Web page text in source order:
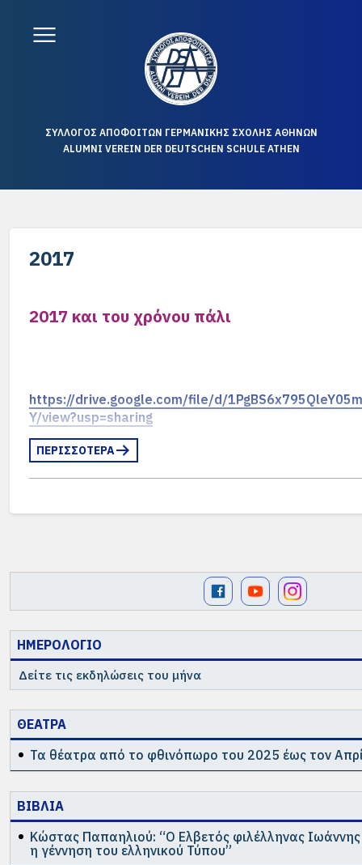
ΣΥΛΛΟΓΟΣ ΑΠΟΦΟΙΤΩΝ ΓΕΡΜΑΝΙΚΗΣ ΣΧΟΛΗΣ ΑΘΗΝΩΝ
ALUMNI VEREIN DER DEUTSCHEN SCHULE ATHEN
ΗΜΕΡΟΛΟΓΙΟ
Δείτε τις εκδηλώσεις του μήνα
ΘΕΑΤΡΑ
Τα θέατρα από το φθινόπωρο του 2025 έως τον
ΒΙΒΛΙΑ
Κώστας Παπαηλιού: “Ο Ελβετός φιλέλληνας
η γέννηση του ελληνικού Τύπου”
2017
2017 και του χρόνου πάλι
https://drive.google.com/file/d/
Y/view?usp=sharing
ΠΕΡΙΣΣΟΤΕΡΑ